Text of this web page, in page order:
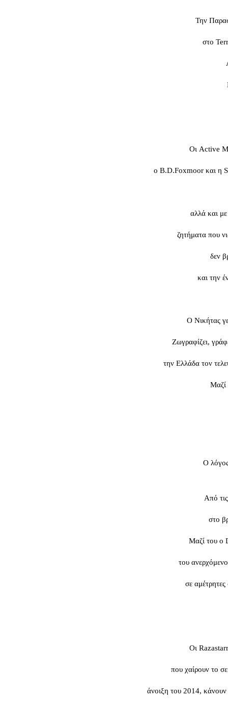
Την
στο
Οι Active
ο B.D.Foxmoor και η
αλλά και με
ζητήματα που
δεν
και την
Ο Νικήτας
Ζωγραφίζει,
την Ελλάδα τον
Μαζί
Ο
Από
στο
Μαζί του ο
του
σε
Οι
που χαίρουν το
άνοιξη του 2014,